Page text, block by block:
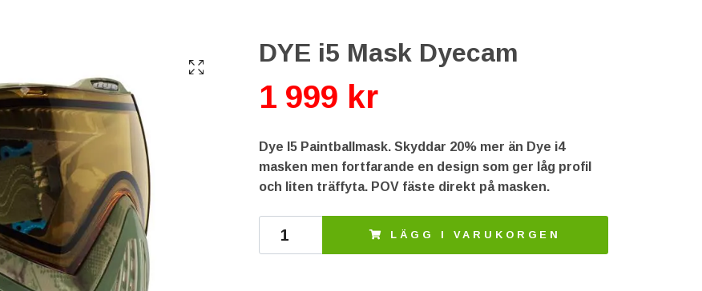
DYE i5 Mask Dyecam
1 999 kr
Dye I5 Paintballmask. Skyddar 20% mer än Dye i4
masken men fortfarande en design som ger låg profil
och liten träffyta. POV fäste direkt på masken.
LÄGG I VARUKORGEN